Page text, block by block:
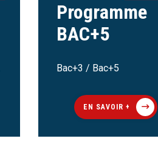
Programme
BAC+5
Bac+3 / Bac+5
EN SAVOIR +